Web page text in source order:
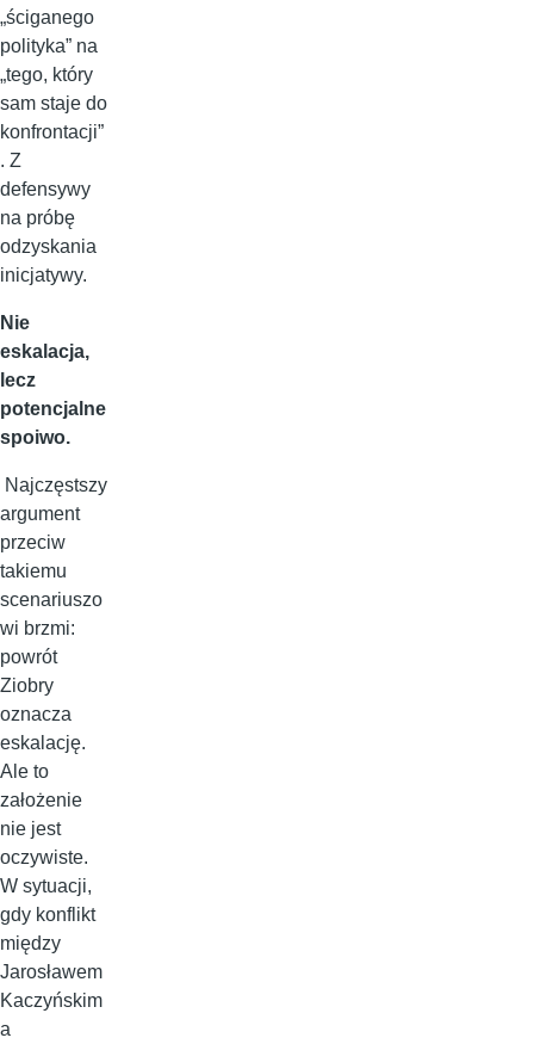
„ściganego
polityka” na
„tego, który
sam staje do
konfrontacji”
. Z
defensywy
na próbę
odzyskania
inicjatywy.
Nie
eskalacja,
lecz
potencjalne
spoiwo.
Najczęstszy
argument
przeciw
takiemu
scenariuszo
wi brzmi:
powrót
Ziobry
oznacza
eskalację.
Ale to
założenie
nie jest
oczywiste.
W sytuacji,
gdy konflikt
między
Jarosławem
Kaczyńskim
a